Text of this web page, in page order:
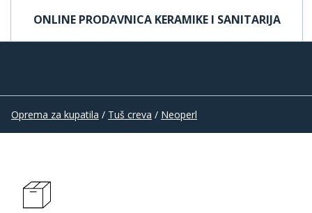
ONLINE PRODAVNICA KERAMIKE I SANITARIJA
Oprema za kupatila / Tuš creva / Neoperl